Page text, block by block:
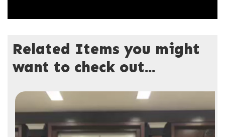
Related Items you might
want to check out...